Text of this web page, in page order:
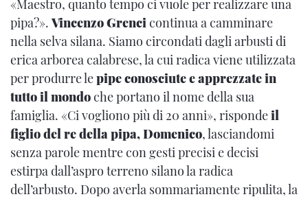
«Maestro, quanto tempo ci vuole per realizzare una
pipa?».Vincenzo Grencicontinua a camminare
nella selva silana. Siamo circondati dagli arbusti di
erica arborea calabrese, la cui radica viene utilizzata
per produrre lepipe conosciute e apprezzate in
tutto il mondoche portano il nome della sua
famiglia. «Ci vogliono più di 20 anni», rispondeil
figlio del re della pipa, Domenico, lasciandomi
senza parole mentre con gesti precisi e decisi
estirpa dall’aspro terreno silano la radica
dell’arbusto. Dopo averla sommariamente ripulita, la